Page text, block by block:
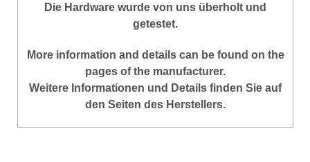
Die Hardware wurde von uns überholt und
getestet.
More information and details can be found on the
pages of the manufacturer.
Weitere Informationen und Details finden Sie auf
den Seiten des Herstellers.